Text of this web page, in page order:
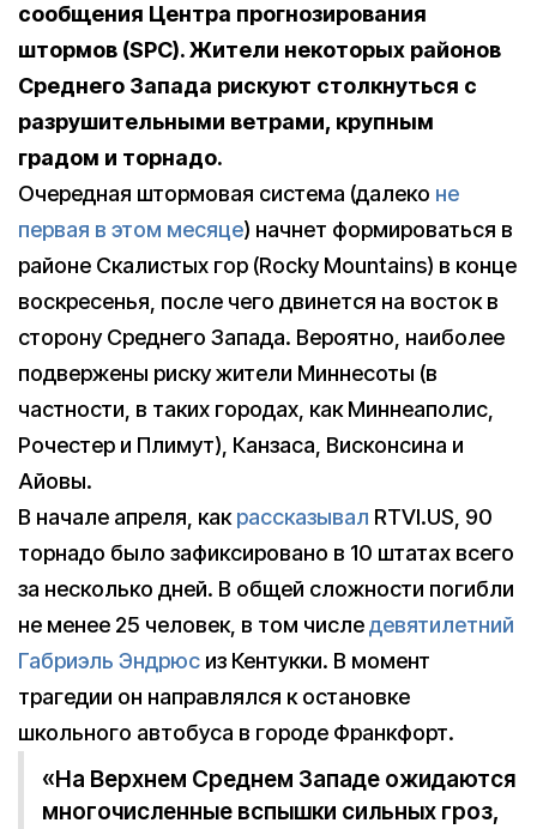
сообщения Центра прогнозирования
штормов (SPC). Жители некоторых районов
Среднего Запада рискуют столкнуться с
разрушительными ветрами, крупным
градом и торнадо.
Очередная штормовая система (далеко не
первая в этом месяце) начнет формироваться в
районе Скалистых гор (Rocky Mountains) в конце
воскресенья, после чего двинется на восток в
сторону Среднего Запада. Вероятно, наиболее
подвержены риску жители Миннесоты (в
частности, в таких городах, как Миннеаполис,
Рочестер и Плимут), Канзаса, Висконсина и
Айовы.
В начале апреля, какрассказывал RTVI.US, 90
торнадо было зафиксировано в 10 штатах всего
за несколько дней. В общей сложности погибли
не менее 25 человек, в том числедевятилетний
Габриэль Эндрюс из Кентукки. В момент
трагедии он направлялся к остановке
школьного автобуса в городе Франкфорт.
«На Верхнем Среднем Западе ожидаются
многочисленные вспышки сильных гроз,